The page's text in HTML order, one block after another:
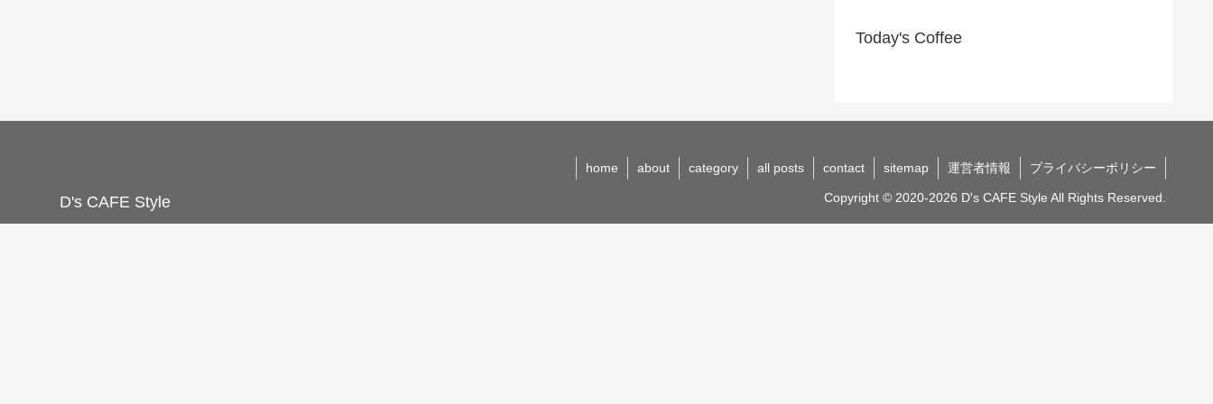
Today's Coffee
D's CAFE Style
home about category all posts contact sitemap 運営者情報 プライバシーポリシー
Copyright © 2020-2026 D's CAFE Style All Rights Reserved.